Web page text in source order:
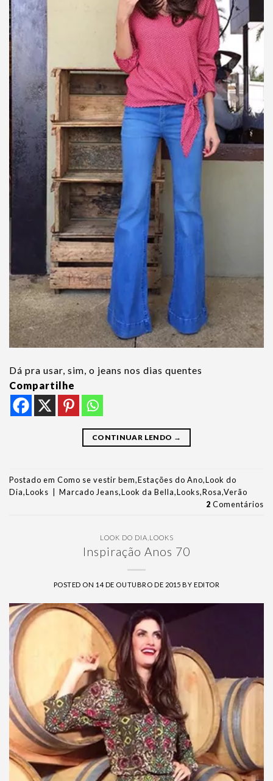
Dá pra usar, sim, o jeans nos dias quentes
Compartilhe
CONTINUAR LENDO →
Postado em Como se vestir bem,Estações do Ano,Look do
Dia,Looks | Marcado Jeans,Look da Bella,Looks,Rosa,Verão
2 Comentários
LOOK DO DIA LOOKS
Inspiração Anos 70
POSTED ON 14 DE OUTUBRO DE 2015 BYEDITOR